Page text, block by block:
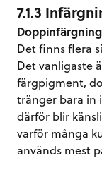
7.1.3
Doppinfärgning
Det finns flera
Det vanligaste
färgpigment,
tränger bara in
därför blir
varför många
används mest